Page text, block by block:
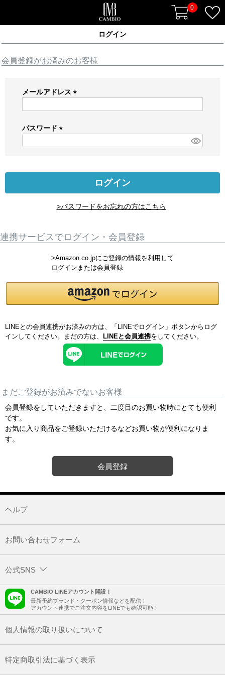
0
ログイン
会員登録がお済みのお客様
メールアドレス
)
パスワード
)
ログイン
>パスワードをお忘れの方はこちら
連携サービスでログイン・会員登録
>Amazon.co.jpにご登録の情報を利用して
ログインまたは会員登録
LINEとの会員連携がお済みの方は、「LINEでログイン」ボタンからログ
インしてください。まだの方は、
LINEと会員連携をしてください。
まだご登録がお済みでないお客様
会員登録をしていただきますと、二度目のお買い物時にとても便利
です。
お気に入り商品をご登録いただけるなどお買い物が便利になりま
す。
会員登録
ヘルプ
お問い合わせフォーム
公式SNS
CAMBIO LINEアカウント開設！
最新予約ブランド・クーポン情報などを配信！
アカウント連携でご注文内容をLINEでも確認可能！
個人情報の取り扱いについて
特定商取引法に基づく表示